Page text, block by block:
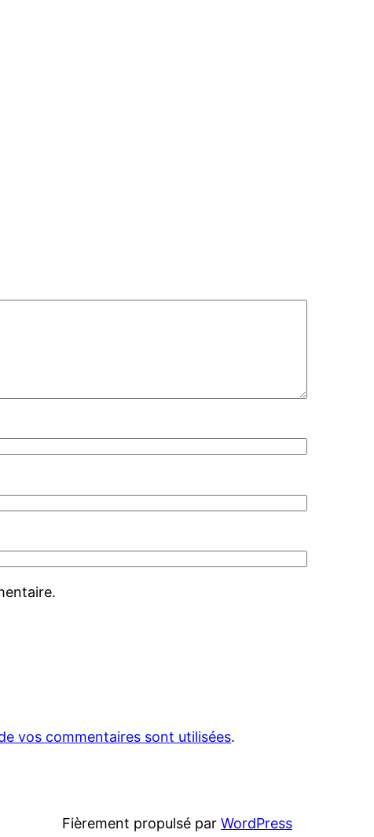
vos commentaires sont utilisées.
Fièrement propulsé par WordPress